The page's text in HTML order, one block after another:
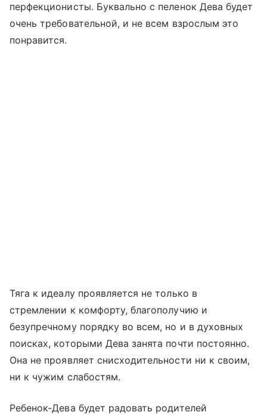
перфекционисты. Буквально с пеленок Дева будет
очень требовательной, и не всем взрослым это
понравится.
Тяга к идеалу проявляется не только в
стремлении к комфорту, благополучию и
безупречному порядку во всем, но и в духовных
поисках, которыми Дева занята почти постоянно.
Она не проявляет снисходительности ни к своим,
ни к чужим слабостям.
Ребенок-Дева будет радовать родителей